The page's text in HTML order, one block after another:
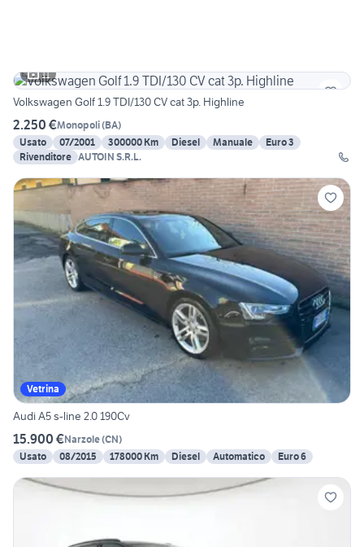
11
Volkswagen Golf 1.9 TDI/130 CV cat 3p. Highline
2.250 €Monopoli(BA)
Usato
07/2001 300000 Km Diesel Manuale
Euro 3
Rivenditore AUTOIN S.R.L.
Vetrina
Audi A5 s-line 2.0 190Cv
15.900 €Narzole(CN)
Usato
08/2015 178000 Km Diesel Automatico Euro 6